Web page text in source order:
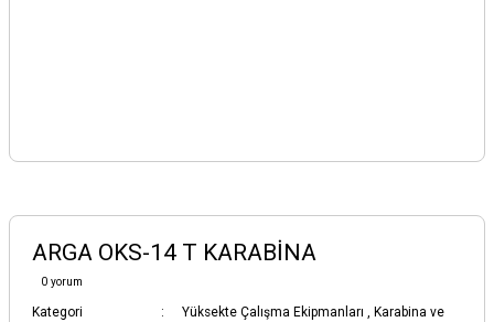
ARGA OKS-14 T KARABİNA
0 yorum
Kategori Yüksekte Çalışma Ekipmanları , Karabina ve